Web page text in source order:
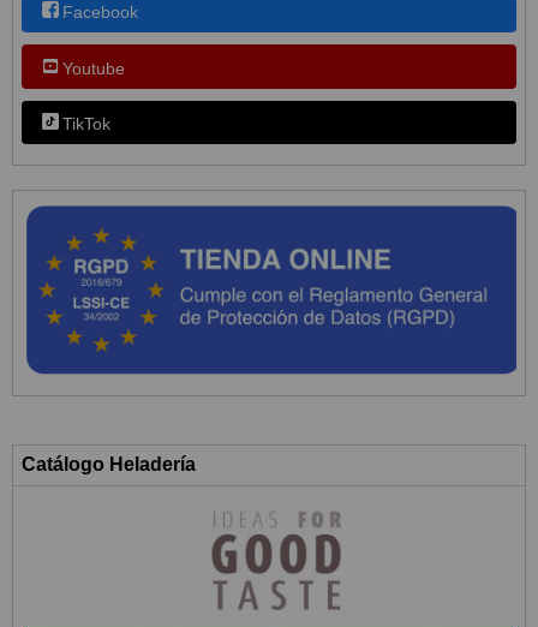
Facebook
Youtube
TikTok
Catálogo Heladería